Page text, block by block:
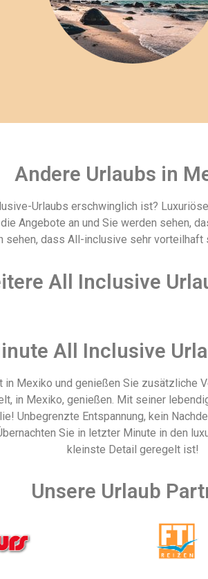
Andere Urlaubs in
Urlaubs erschwinglich ist?
Angebote an und Sie werden sehen,
sehen, dass All-inclusive sehr
All Inclusive
All Inclusive
Mexiko und genießen Sie zusätzliche
in Mexiko, genießen. Mit seiner
Unbegrenzte Entspannung, kein
Sie in letzter Minute in den
kleinste Detail geregelt ist!
Unsere Urlaub